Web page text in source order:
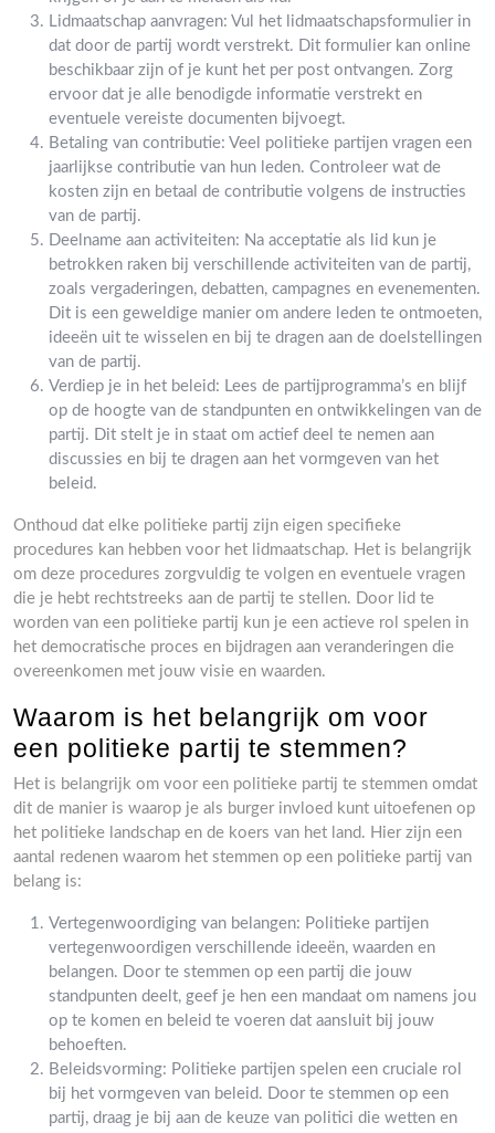
Lidmaatschap aanvragen: Vul het lidmaatschapsformulier in
dat door de partij wordt verstrekt. Dit formulier kan online
beschikbaar zijn of je kunt het per post ontvangen. Zorg
ervoor dat je alle benodigde informatie verstrekt en
eventuele vereiste documenten bijvoegt.
Betaling van contributie: Veel politieke partijen vragen een
jaarlijkse contributie van hun leden. Controleer wat de
kosten zijn en betaal de contributie volgens de instructies
van de partij.
Deelname aan activiteiten: Na acceptatie als lid kun je
betrokken raken bij verschillende activiteiten van de partij,
zoals vergaderingen, debatten, campagnes en evenementen.
Dit is een geweldige manier om andere leden te ontmoeten,
ideeën uit te wisselen en bij te dragen aan de doelstellingen
van de partij.
Verdiep je in het beleid: Lees de partijprogramma’s en blijf
op de hoogte van de standpunten en ontwikkelingen van de
partij. Dit stelt je in staat om actief deel te nemen aan
discussies en bij te dragen aan het vormgeven van het
beleid.
Onthoud dat elke politieke partij zijn eigen specifieke
procedures kan hebben voor het lidmaatschap. Het is belangrijk
om deze procedures zorgvuldig te volgen en eventuele vragen
die je hebt rechtstreeks aan de partij te stellen. Door lid te
worden van een politieke partij kun je een actieve rol spelen in
het democratische proces en bijdragen aan veranderingen die
overeenkomen met jouw visie en waarden.
Waarom is het belangrijk om voor
een politieke partij te stemmen?
Het is belangrijk om voor een politieke partij te stemmen omdat
dit de manier is waarop je als burger invloed kunt uitoefenen op
het politieke landschap en de koers van het land. Hier zijn een
aantal redenen waarom het stemmen op een politieke partij van
belang is:
Vertegenwoordiging van belangen: Politieke partijen
vertegenwoordigen verschillende ideeën, waarden en
belangen. Door te stemmen op een partij die jouw
standpunten deelt, geef je hen een mandaat om namens jou
op te komen en beleid te voeren dat aansluit bij jouw
behoeften.
Beleidsvorming: Politieke partijen spelen een cruciale rol
bij het vormgeven van beleid. Door te stemmen op een
partij, draag je bij aan de keuze van politici die wetten en